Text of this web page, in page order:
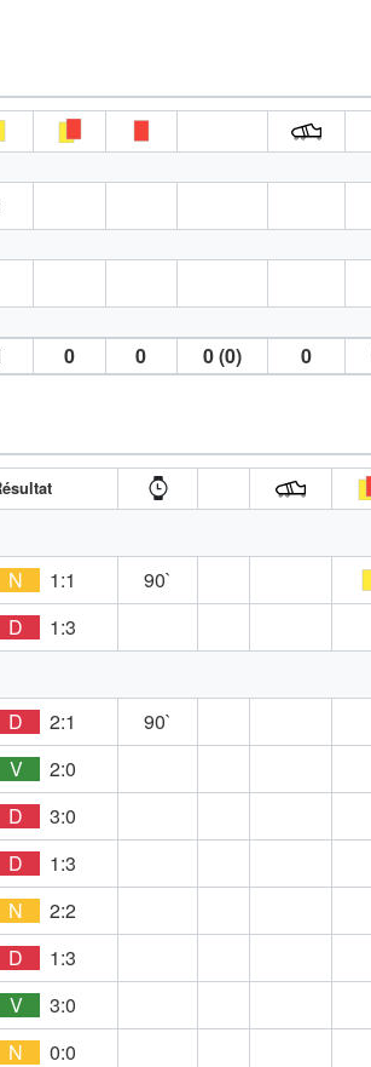
0 0 0 (0) 0
N 1:1
90`
D
1:3
D 2:1
90`
V
2:0
D
3:0
D
1:3
N
2:2
D
1:3
V
3:0
N 0:0